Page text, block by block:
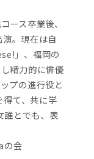
ース卒業後、
。現在は自
」、福岡の
精力的に俳優
プの進行役と
得て、共に学
誰とでも、表
の会